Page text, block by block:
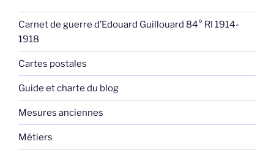
Carnet de guerre d’Edouard Guillouard 84° RI 1914-
1918
Cartes postales
Guide et charte du blog
Mesures anciennes
Métiers